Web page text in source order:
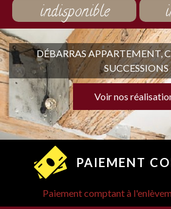
indisponible
DÉBARRAS APPARTEMENT,
SUCCESSIONS
Voir nos
PAIEMENT
Paiement comptant à